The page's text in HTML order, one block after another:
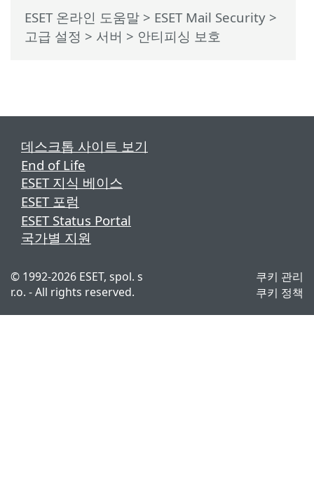
ESET 온라인 도움말 > ESET Mail Security >
고급 설정 > 서버 > 안티피싱 보호
데스크톱 사이트 보기
End of Life
ESET 지식 베이스
ESET 포럼
ESET Status Portal
국가별 지원
© 1992-2026 ESET, spol. s
r.o. - All rights reserved.
쿠키 관리
쿠키 정책